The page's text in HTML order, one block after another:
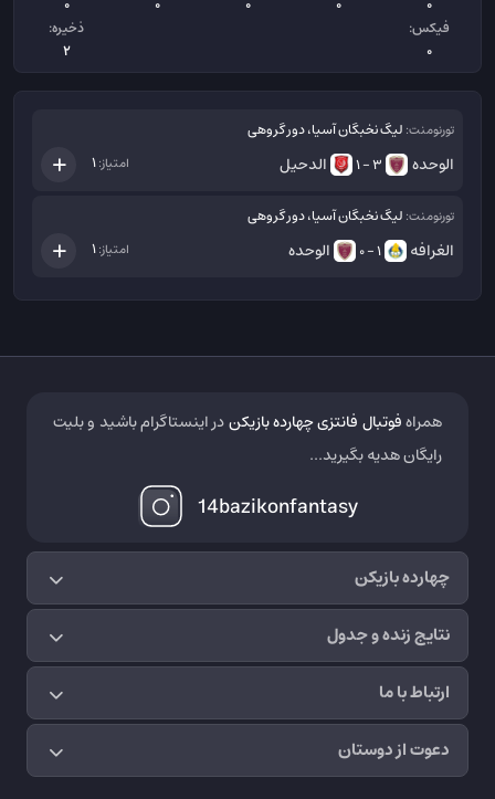
0
0
0
0
0
فیکس:
0
ذخیره:
2
تورنومنت: لیگ نخبگان آسیا، دور گروهی
الوحده 3 - 1 الدحیل امتیاز:1
تورنومنت: لیگ نخبگان آسیا، دور گروهی
الغرافه 1 - 0 الوحده امتیاز:1
چهارده بازیکن
نتایج زنده و جدول
ارتباط با ما
دعوت از دوستان
همراهفوتبال فانتزی چهارده بازیکندر اینستاگرام باشید و بلیت
رایگان هدیه بگیرید...
14bazikonfantasy